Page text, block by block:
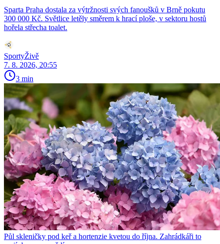
Sparta Praha dostala za výtržnosti svých fanoušků v Brně pokutu
300 000 Kč. Světlice letěly směrem k hrací ploše, v sektoru hostů
hořela střecha toalet.
SportyŽivě
7. 8. 2026, 20:55
3 min
Půl skleničky pod keř a hortenzie kvetou do října. Zahrádkáři to